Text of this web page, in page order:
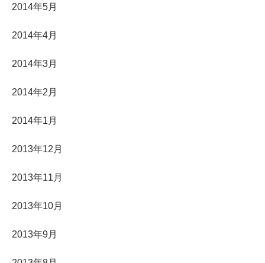
2014年5月
2014年4月
2014年3月
2014年2月
2014年1月
2013年12月
2013年11月
2013年10月
2013年9月